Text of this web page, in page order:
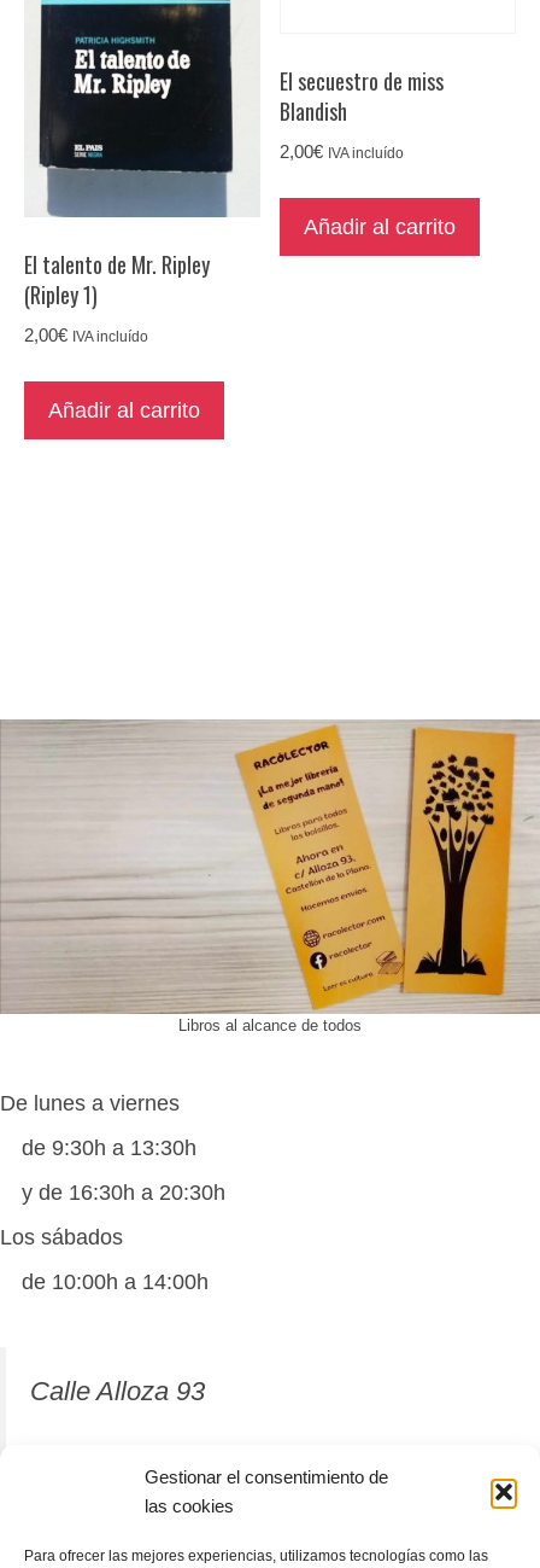
Gestionar el consentimiento de
las cookies
Para ofrecer las mejores experiencias, utilizamos tecnologías como las
El talento de Mr. Ripley
(Ripley 1)
2,00€ IVA incluído
Añadir al carrito
El secuestro de miss
Blandish
2,00€ IVA incluído
Añadir al carrito
Libros al alcance de todos
De lunes a viernes
de 9:30h a 13:30h
y de 16:30h a 20:30h
Los sábados
de 10:00h a 14:00h
Calle Alloza 93
12001 Castellón de la Plana
964 81 37 63